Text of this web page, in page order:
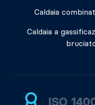
Caldaia
Caldaia a
ISO